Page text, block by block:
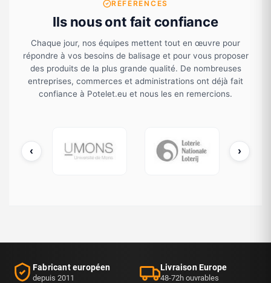
RÉFÉRENCES
Ils nous ont fait confiance
Chaque jour, nos équipes mettent tout en œuvre pour
répondre à vos besoins de balisage et pour vous proposer
des produits de la plus grande qualité. De nombreuses
entreprises, commerces et administrations ont déjà fait
confiance à Potelet.eu et nous les en remercions.
‹ UMONS Loterie Nationale ›
Fabricant européen
depuis 2011
Livraison Europe
48-72h ouvrables